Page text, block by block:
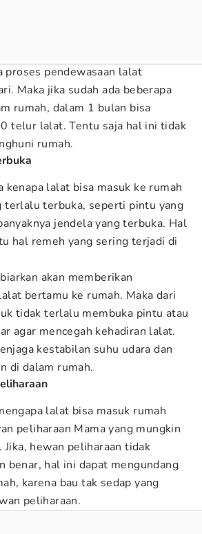
pendewasaan lalat
Maka jika sudah ada beberapa
rumah, dalam 1 bulan bisa
telur lalat. Tentu saja hal ini tidak
rumah.
kenapa lalat bisa masuk ke rumah
terlalu terbuka, seperti pintu yang
jendela yang terbuka. Hal
hal remeh yang sering terjadi di
akan memberikan
bertamu ke rumah. Maka dari
tidak terlalu membuka pintu atau
agar mencegah kehadiran lalat.
kestabilan suhu udara dan
di dalam rumah.
lalat bisa masuk rumah
peliharaan Mama yang mungkin
Jika, hewan peliharaan tidak
benar, hal ini dapat mengundang
karena bau tak sedap yang
peliharaan.